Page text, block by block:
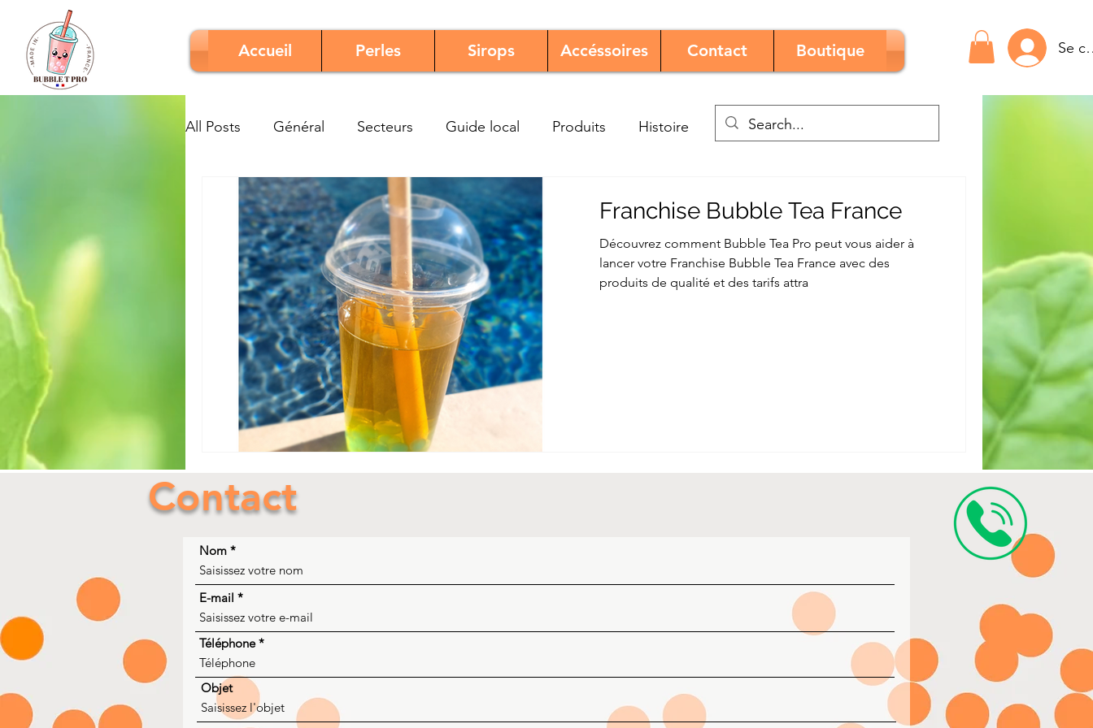
Accueil Perles Sirops Accéssoires Contact Boutique Se
All Posts Général Secteurs Guide local Produits Histoire
Franchise Bubble Tea France
Découvrez comment Bubble Tea Pro peut vous aider à
lancer votre Franchise Bubble Tea France avec des
produits de qualité et des tarifs attra
Contact
Nom
E-mail
Téléphone
Objet